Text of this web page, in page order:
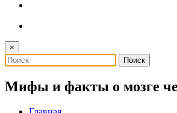
×
Мифы и факты о мозге